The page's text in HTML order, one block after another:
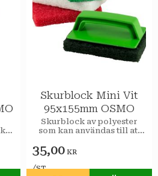
Skurblock Mini Vit
95x155mm OSMO
Skurblock av polyester
som kan användas till att
för hand på mindre ytor.
35,00 KR
/ST